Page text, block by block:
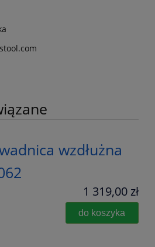
wzdłużna
1 319,00 zł
do koszyka